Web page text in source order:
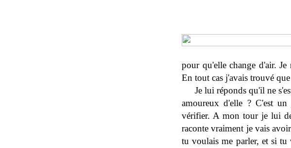
pour qu'elle change d'air.
En tout cas j'avais trouvé
Je lui réponds qu'il ne
amoureux d'elle ? C'est
vérifier. A mon tour je lui
raconte vraiment je vais
tu voulais me parler, et si tu